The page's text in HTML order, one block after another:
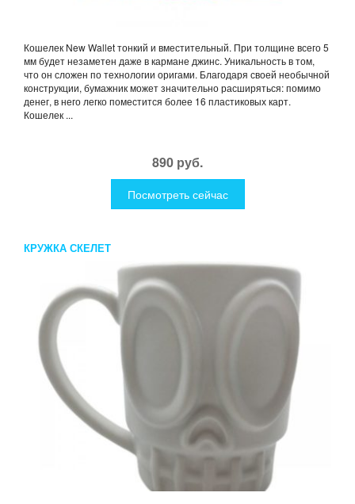
Кошелек New Wallet тонкий и вместительный. При толщине всего 5
мм будет незаметен даже в кармане джинс. Уникальность в том,
что он сложен по технологии оригами. Благодаря своей необычной
конструкции, бумажник может значительно расширяться: помимо
денег, в него легко поместится более 16 пластиковых карт.
Кошелек ...
890 руб.
Посмотреть сейчас
КРУЖКА СКЕЛЕТ